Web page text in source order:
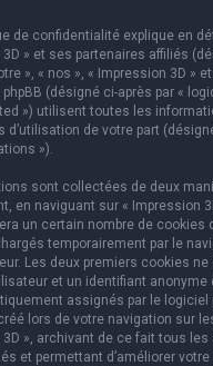
de confidentialité explique en
» et ses partenaires affiliés
», « nos », « Impression 3D »
(désigné ci-après par «
») utilisent toutes les
d’utilisation de votre part
»).
sont collectées de deux
en naviguant sur « Impression
un certain nombre de cookies
temporairement par le
Les deux premiers cookies ne
et un identifiant anonyme
assignés par le logiciel
lors de votre navigation sur
3D », archivant de ce fait tous
et permettant d’améliorer